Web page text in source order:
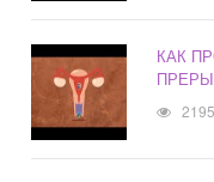
КАК
2195